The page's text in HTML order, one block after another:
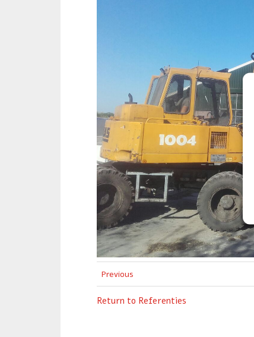
Previous
Return to Referenties